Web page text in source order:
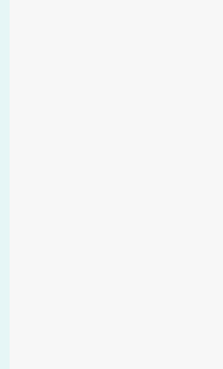
diện tích
. Đường vào